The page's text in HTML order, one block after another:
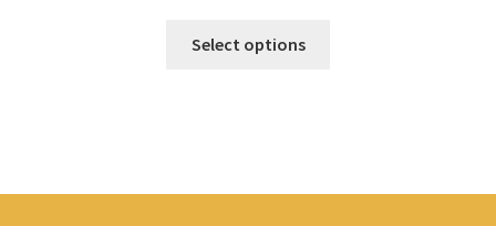
Select options